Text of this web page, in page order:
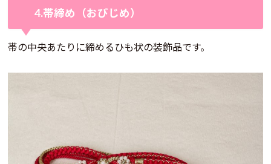
4.帯締め（おびじめ）
帯の中央あたりに締めるひも状の装飾品です。